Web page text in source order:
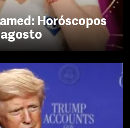
Horóscopos
agosto